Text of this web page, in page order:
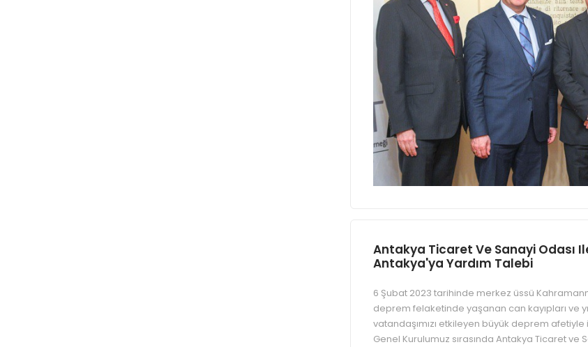
Antakya Ticaret Ve Sanayi Odası
Antakya'ya Yardım Talebi
6 Şubat 2023 tarihinde merkez üssü
deprem felaketinde yaşanan can kayıpları ve
vatandaşımızı etkileyen büyük deprem
Genel Kurulumuz sırasında Antakya Ticaret ve